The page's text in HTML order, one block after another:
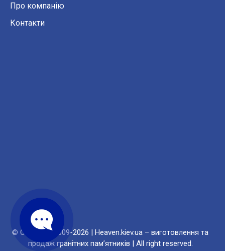
Про компанію
Контакти
© Copyright 2009-2026 | Heaven.kiev.ua – виготовлення та
продаж гранітних пам’ятників | All right reserved.